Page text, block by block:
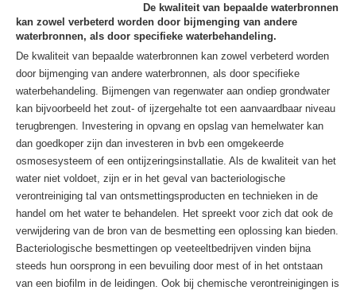
De kwaliteit van bepaalde waterbronnen
kan zowel verbeterd worden door bijmenging van andere
waterbronnen, als door specifieke waterbehandeling.
De kwaliteit van bepaalde waterbronnen kan zowel verbeterd worden
door bijmenging van andere waterbronnen, als door specifieke
waterbehandeling. Bijmengen van regenwater aan ondiep grondwater
kan bijvoorbeeld het zout- of ijzergehalte tot een aanvaardbaar niveau
terugbrengen. Investering in opvang en opslag van hemelwater kan
dan goedkoper zijn dan investeren in bvb een omgekeerde
osmosesysteem of een ontijzeringsinstallatie. Als de kwaliteit van het
water niet voldoet, zijn er in het geval van bacteriologische
verontreiniging tal van ontsmettingsproducten en technieken in de
handel om het water te behandelen. Het spreekt voor zich dat ook de
verwijdering van de bron van de besmetting een oplossing kan bieden.
Bacteriologische besmettingen op veeteeltbedrijven vinden bijna
steeds hun oorsprong in een bevuiling door mest of in het ontstaan
van een biofilm in de leidingen. Ook bij chemische verontreinigingen is